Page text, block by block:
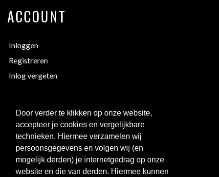
Door verder te klikken op onze website,
accepteer je cookies en vergelijkbare
technieken. Hiermee verzamelen wij
persoonsgegevens en volgen wij (en
mogelijk derden) je internetgedrag op onze
website en die van derden. Hiermee kunnen
ACCOUNT
Inloggen
Registreren
Inlog vergeten
Bedrukken
Maattabellen
Links